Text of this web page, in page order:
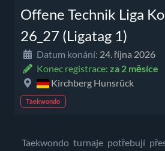
Offene Technik Liga
26_27 (Ligatag 1)
Datum konání: 24. října 2026
Konec registrace: za 2 měsíce
Kirchberg Hunsrück
Taekwondo
Taekwondo turnaje potřebují